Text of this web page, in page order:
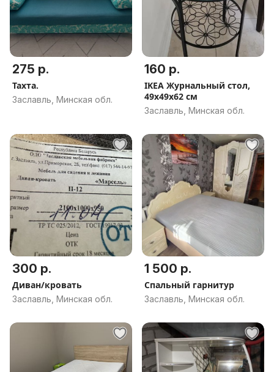
275 р.
Тахта.
Заславль, Минская обл.
160 р.
IKEA Журнальный стол,
49х49х62 см
Заславль, Минская обл.
300 р.
Диван/кровать
Заславль, Минская обл.
1 500 р.
Спальный гарнитур
Заславль, Минская обл.